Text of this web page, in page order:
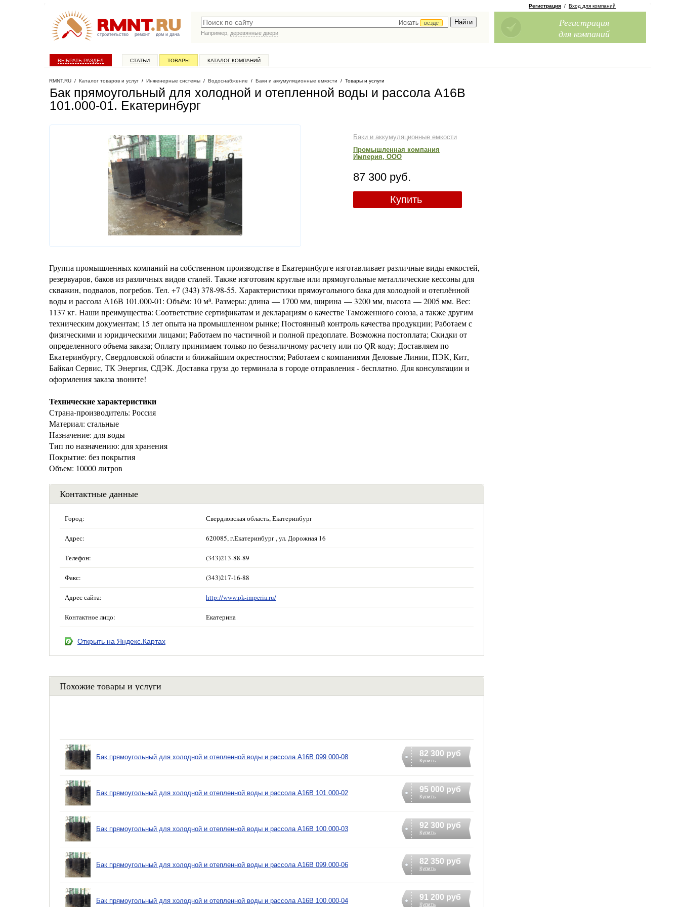
строительство ремонт дом и дача
Искать
везде
Например, деревянные двери
Регистрация / Вход для компаний
Регистрация
для компаний
ВЫБРАТЬ РАЗДЕЛ СТАТЬИ ТОВАРЫ КАТАЛОГ КОМПАНИЙ
RMNT.RU / Каталог товаров и услуг / Инженерные системы / Водоснабжение / Баки и аккумуляционные емкости / Товары и услуги
Бак прямоугольный для холодной и отепленной воды и рассола А16В
101.000-01. Екатеринбург
Баки и аккумуляционные емкости
Промышленная компания
Империя, ООО
87 300 руб.
Купить
Группа промышленных компаний на собственном производстве в Екатеринбурге изготавливает различные виды емкостей,
резервуаров, баков из различных видов сталей. Также изготовим круглые или прямоугольные металлические кессоны для
скважин, подвалов, погребов. Тел. +7 (343) 378-98-55. Характеристики прямоугольного бака для холодной и отеплённой
воды и рассола А16В 101.000-01: Объём: 10 м³. Размеры: длина — 1700 мм, ширина — 3200 мм, высота — 2005 мм. Вес:
1137 кг. Наши преимущества: Соответствие сертификатам и декларациям о качестве Таможенного союза, а также другим
техническим документам; 15 лет опыта на промышленном рынке; Постоянный контроль качества продукции; Работаем с
физическими и юридическими лицами; Работаем по частичной и полной предоплате. Возможна постоплата; Скидки от
определенного объема заказа; Оплату принимаем только по безналичному расчету или по QR-коду; Доставляем по
Екатеринбургу, Свердловской области и ближайшим окрестностям; Работаем с компаниями Деловые Линии, ПЭК, Кит,
Байкал Сервис, ТК Энергия, СДЭК. Доставка груза до терминала в городе отправления - бесплатно. Для консультации и
оформления заказа звоните!
Технические характеристики
Страна-производитель: Россия
Материал: стальные
Назначение: для воды
Тип по назначению: для хранения
Покрытие: без покрытия
Объем: 10000 литров
Контактные данные
Город: Свердловская область, Екатеринбург
Адрес: 620085, г.Екатеринбург , ул. Дорожная 16
Телефон: (343)213-88-89
Факс: (343)217-16-88
Адрес сайта: http://www.pk-imperia.ru/
Контактное лицо: Екатерина
Открыть на Яндекс.Картах
Похожие товары и услуги
Бак прямоугольный для холодной и отепленной воды и рассола А16В 099.000-08 82 300 руб
Купить
Бак прямоугольный для холодной и отепленной воды и рассола А16В 101.000-02 95 000 руб
Купить
Бак прямоугольный для холодной и отепленной воды и рассола А16В 100.000-03 92 300 руб
Купить
Бак прямоугольный для холодной и отепленной воды и рассола А16В 099.000-06 82 350 руб
Купить
Бак прямоугольный для холодной и отепленной воды и рассола А16В 100.000-04 91 200 руб
Купить